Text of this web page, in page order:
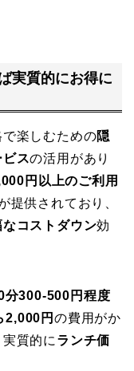
実質的にお得に
楽しむための隠
ビスの活用があり
円以上のご利用
提供されており、
なコストダウン効
分300-500円程度
2,000円の費用がか
質的に ランチ価